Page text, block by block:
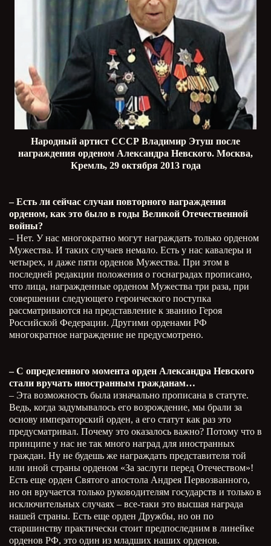
Народный артист СССР Владимир Этуш после
награждения орденом Александра Невского. Москва,
Кремль, 29 октября 2013 года
– Есть ли сейчас случаи повторного награждения
орденом, как это было в годы Великой Отечественной
войны?
– Нет. У нас многократно могут награждать только орденом
Мужества. И таких случаев немало. Есть у нас кавалеры и
четырех, и даже пяти орденов Мужества. При этом в
последней редакции положения о госнаградах прописано,
что лица, награжденные орденом Мужества три раза, при
совершении следующего героического поступка
рассматриваются на представление к званию Героя
Российской Федерации. Другими орденами РФ
многократное награждение не предусмотрено.
– С определенного момента орден Александра Невского
стали вручать иностранным гражданам…
– Эта возможность была изначально прописана в статуте.
Ведь, когда задумывалось его возрождение, мы брали за
основу императорский орден, а его статут как раз это
предусматривал. Почему это оказалось важно? Потому что в
принципе у нас не так много наград для иностранных
граждан. Ну не будешь же награждать представителя той
или иной страны орденом «За заслуги перед Отечеством»!
Есть еще орден Святого апостола Андрея Первозванного,
но он вручается только руководителям государств и только в
исключительных случаях – все-таки это высшая награда
нашей страны. Есть еще орден Дружбы, но он по
старшинству практически стоит предпоследним в линейке
орденов РФ, это один из младших наших орденов.